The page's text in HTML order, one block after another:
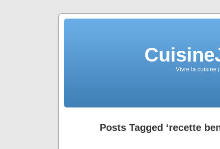
Vivre la cuisine
Posts Tagged ‘recette